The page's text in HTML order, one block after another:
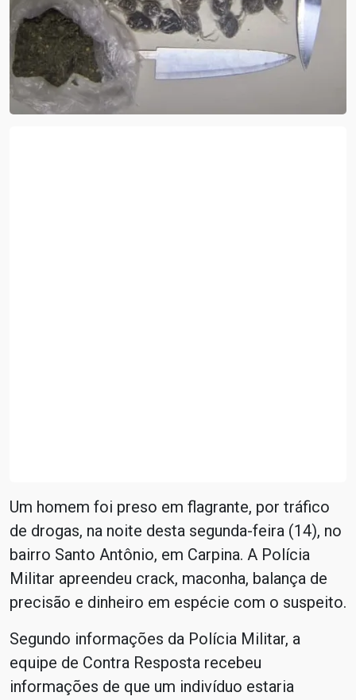
Um homem foi preso em flagrante, por tráfico
de drogas, na noite desta segunda-feira (14), no
bairro Santo Antônio, em Carpina. A Polícia
Militar apreendeu crack, maconha, balança de
precisão e dinheiro em espécie com o suspeito.
Segundo informações da Polícia Militar, a
equipe de Contra Resposta recebeu
informações de que um indivíduo estaria